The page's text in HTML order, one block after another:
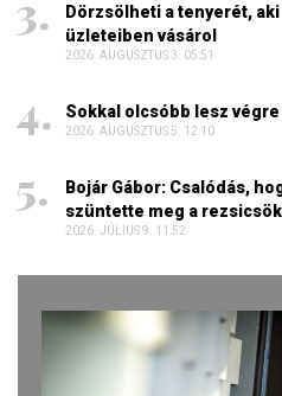
Dörzsölheti a tenyerét,
üzleteiben vásárol
2026. AUGUSZTUS 3. 05:51
Sokkal olcsóbb lesz
2026. AUGUSZTUS 5. 12:10
Bojár Gábor: Csalódás,
szüntette meg a
2026. JÚLIUS 9. 11:52